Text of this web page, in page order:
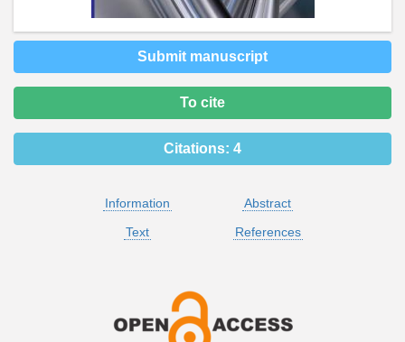
Submit manuscript
To cite
Citations: 4
Information
Abstract
Text
References